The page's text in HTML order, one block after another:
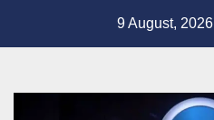
9 August, 2026